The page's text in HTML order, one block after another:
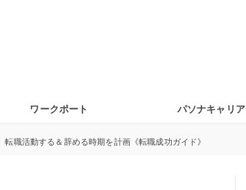
ワークポート パソナキャリア
転職活動する＆辞める時期を計画《転職成功ガイド》